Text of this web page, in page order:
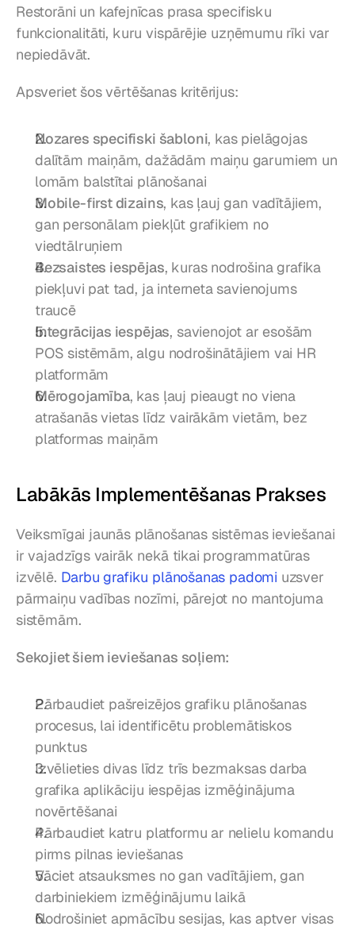
Restorāni un kafejnīcas prasa specifisku
funkcionalitāti, kuru vispārējie uzņēmumu rīki var
nepiedāvāt.
Apsveriet šos vērtēšanas kritērijus:
Nozares specifiski šabloni, kas pielāgojas
dalītām maiņām, dažādām maiņu garumiem un
lomām balstītai plānošanai
Mobile-first dizains, kas ļauj gan vadītājiem,
gan personālam piekļūt grafikiem no
viedtālruņiem
Bezsaistes iespējas, kuras nodrošina grafika
piekļuvi pat tad, ja interneta savienojums
traucē
Integrācijas iespējas, savienojot ar esošām
POS sistēmām, algu nodrošinātājiem vai HR
platformām
Mērogojamība, kas ļauj pieaugt no viena
atrašanās vietas līdz vairākām vietām, bez
platformas maiņām
Labākās Implementēšanas Prakses
Veiksmīgai jaunās plānošanas sistēmas ieviešanai
ir vajadzīgs vairāk nekā tikai programmatūras
izvēlē. Darbu grafiku plānošanas padomi uzsver
pārmaiņu vadības nozīmi, pārejot no mantojuma
sistēmām.
Sekojiet šiem ieviešanas soļiem:
Pārbaudiet pašreizējos grafiku plānošanas
procesus, lai identificētu problemātiskos
punktus
Izvēlieties divas līdz trīs bezmaksas darba
grafika aplikāciju iespējas izmēģinājuma
novērtēšanai
Pārbaudiet katru platformu ar nelielu komandu
pirms pilnas ieviešanas
Vāciet atsauksmes no gan vadītājiem, gan
darbiniekiem izmēģinājumu laikā
Nodrošiniet apmācību sesijas, kas aptver visas